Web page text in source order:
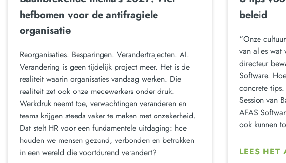
hefbomen voor de antifragiele
organisatie
Reorganisaties. Besparingen. Verandertrajecten. AI.
Verandering is geen tijdelijk project meer. Het is de
realiteit waarin organisaties vandaag werken. Die
realiteit zet ook onze medewerkers onder druk.
Werkdruk neemt toe, verwachtingen veranderen en
teams krijgen steeds vaker te maken met onzekerheid.
Dat stelt HR voor een fundamentele uitdaging: hoe
houden we mensen gezond, verbonden en betrokken
in een wereld die voortdurend verandert?
beleid
“Onze
van alles wat
directeur
Software.
concrete
Session van
AFAS
ook kunnen
LEES HET